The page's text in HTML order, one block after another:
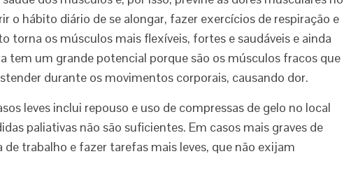
o hábito diário de se alongar, fazer exercícios de respiração e
torna os músculos mais flexíveis, fortes e saudáveis e ainda
tem um grande potencial porque são os músculos fracos que
durante os movimentos corporais, causando dor.
leves inclui repouso e uso de compressas de gelo no local
paliativas não são suficientes. Em casos mais graves de
de trabalho e fazer tarefas mais leves, que não exijam